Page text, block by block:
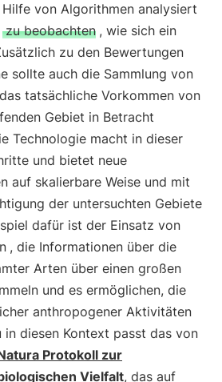
von Algorithmen analysiert
zu beobachten , wie sich ein
zu den Bewertungen
sollte auch die Sammlung von
tatsächliche Vorkommen von
Gebiet in Betracht
Technologie macht in dieser
und bietet neue
auf skalierbare Weise und mit
der untersuchten Gebiete
dafür ist der Einsatz von
, die Informationen über die
Arten über einen großen
und es ermöglichen, die
anthropogener Aktivitäten
in diesen Kontext passt das von
Protokoll zur
Vielfalt, das auf